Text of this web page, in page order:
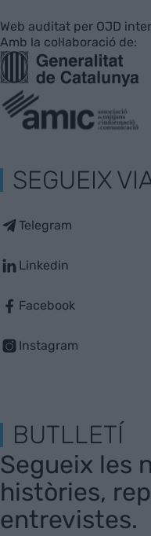
Web auditat per OJD
Amb la col·laboració de:
SEGUEIX
Telegram
Linkedin
Facebook
Instagram
BUTLLETÍ
Segueix les
històries,
entrevistes.